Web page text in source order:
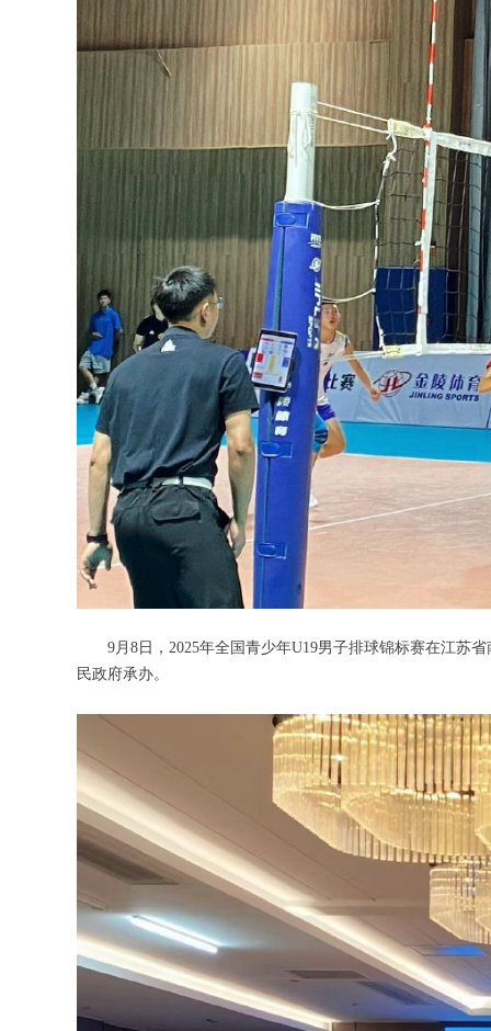
9月8日，2025年全国青少年U19男子排球锦标赛在江苏省
民政府承办。